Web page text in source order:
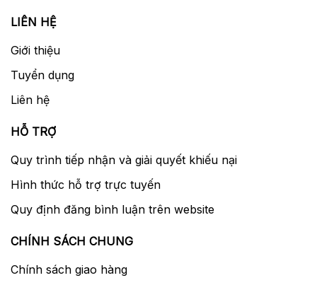
LIÊN HỆ
Giới thiệu
Tuyển dụng
Liên hệ
HỖ TRỢ
Quy trình tiếp nhận và giải quyết khiếu nại
Hình thức hỗ trợ trực tuyến
Quy định đăng bình luận trên website
CHÍNH SÁCH CHUNG
Chính sách giao hàng